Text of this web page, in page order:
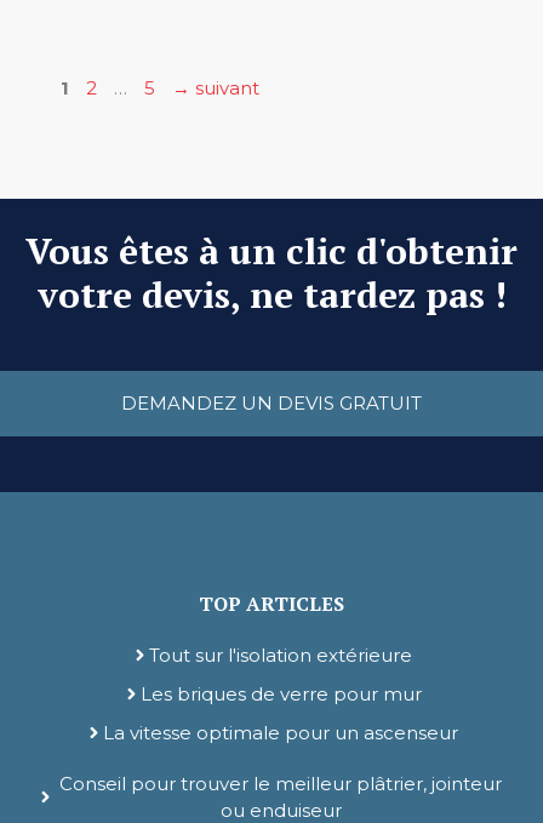
Page
1 Page
2 … Page
5 → suivant
Vous êtes à un clic d'obtenir
votre devis, ne tardez pas !
DEMANDEZ UN DEVIS GRATUIT
TOP ARTICLES
Tout sur l'isolation extérieure
Les briques de verre pour mur
La vitesse optimale pour un ascenseur
Conseil pour trouver le meilleur plâtrier, jointeur
ou enduiseur